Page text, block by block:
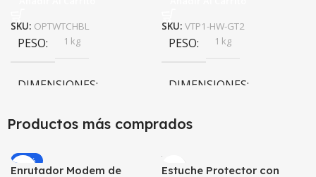
SKU: OPTWTCHBL
PESO 1 kg
DIMENSIONES
20 × 20 × 20 cm
SKU: VTP1-HW-GT2
PESO 1 kg
DIMENSIONES
20 × 20 × 20 cm
Productos más comprados
-20%
Enrutador Modem de Estuche Protector con